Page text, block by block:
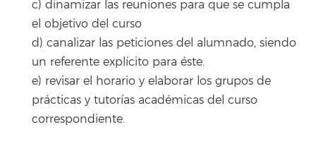
c) dinamizar las reuniones para que se cumpla
el objetivo del curso
d) canalizar las peticiones del alumnado, siendo
un referente explícito para éste.
e) revisar el horario y elaborar los grupos de
prácticas y tutorías académicas del curso
correspondiente.